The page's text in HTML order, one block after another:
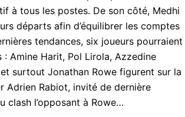
à tous les postes. De son côté, Medhi
départs afin d’équilibrer les comptes
tendances, six joueurs pourraient
Amine Harit, Pol Lirola, Azzedine
surtout Jonathan Rowe figurent sur la
Adrien Rabiot, invité de dernière
clash l’opposant à Rowe…